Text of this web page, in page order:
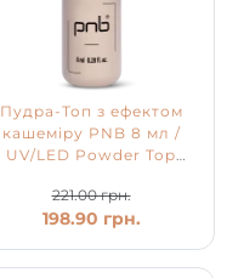
Пудра-Топ з ефектом
кашеміру PNB 8 мл /
UV/LED Powder Top
221.00 грн.
198.90 грн.